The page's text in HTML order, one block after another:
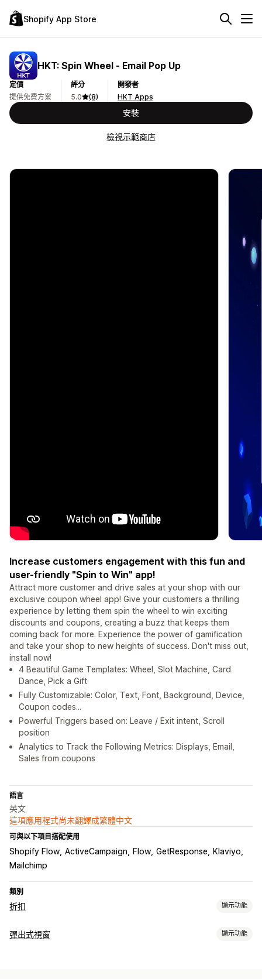
Shopify App Store
HKT: Spin Wheel ‑ Email Pop Up
定價
提供免費方案
評分
5.0
(8)
開發者
HKT Apps
安裝
檢視示範商店
Increase customers engagement with this fun and
user-friendly "Spin to Win" app!
Attract more customer and drive sales at your shop with our
exclusive coupon wheel app! Give your customers a thrilling
experience by letting them spin the wheel to win exciting
discounts and coupons, creating a buzz that keeps them
coming back for more. Experience the power of gamification
and take your shop to new heights of success. Don't miss out,
install now!
4 Beautiful Game Templates: Wheel, Slot Machine, Card
Dance, Pick a Gift
Fully Customizable: Color, Text, Font, Background, Device,
Coupon codes...
Powerful Triggers based on: Leave / Exit intent, Scroll
position
Analytics to Track the Following Metrics: Displays, Email,
Sales from coupons
語言
英文
這項應用程式尚未翻譯成繁體中文
可與以下項目搭配使用
Shopify Flow ActiveCampaign Flow GetResponse Klaviyo
Mailchimp
類別
折扣 顯示功能
折扣類型
彈出式視窗 顯示功能